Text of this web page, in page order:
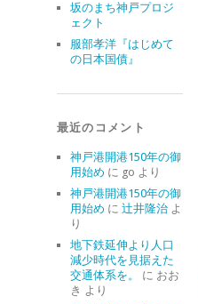
坂のまち神戸プロジ
ェクト
服部孝洋『はじめて
の日本国債』
最近のコメント
神戸港開港150年の御
用始め に go より
神戸港開港150年の御
用始め に 辻井隆治よ
り
地下鉄延伸より人口
減少時代を見据えた
交通体系を。
に おお
き より